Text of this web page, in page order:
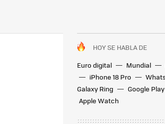
HOY SE HABLA DE
Euro digital
Mundial
iPhone 18 Pro
Galaxy Ring
Google Play
Apple Watch